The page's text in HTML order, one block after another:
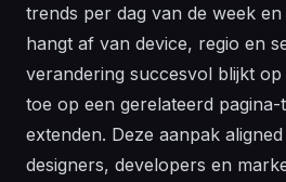
trends per dag van de week
hangt af van device, regio en
verandering succesvol blijkt
toe op een gerelateerd
extenden. Deze aanpak
designers, developers en